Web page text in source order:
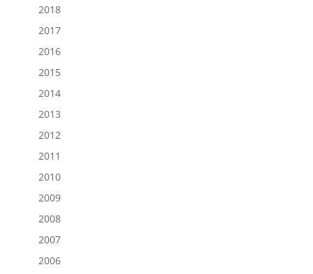
2018
2017
2016
2015
2014
2013
2012
2011
2010
2009
2008
2007
2006